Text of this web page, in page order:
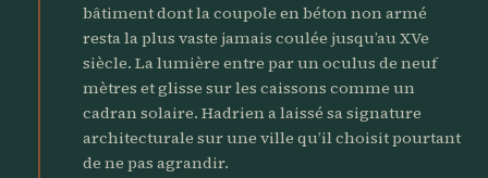
bâtiment dont la coupole en béton non armé
resta la plus vaste jamais coulée jusqu’au XVe
siècle. La lumière entre par un oculus de neuf
mètres et glisse sur les caissons comme un
cadran solaire. Hadrien a laissé sa signature
architecturale sur une ville qu’il choisit pourtant
de ne pas agrandir.